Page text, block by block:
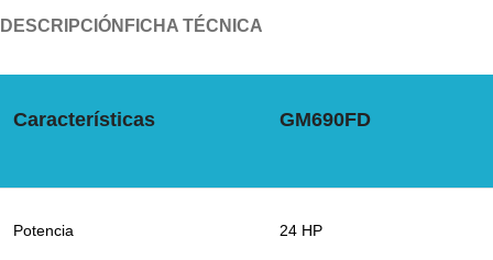
DESCRIPCIÓN FICHA TÉCNICA
Características GM690FD
Potencia 24 HP